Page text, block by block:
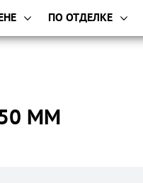
ПО ОТДЕЛКЕ
ММ